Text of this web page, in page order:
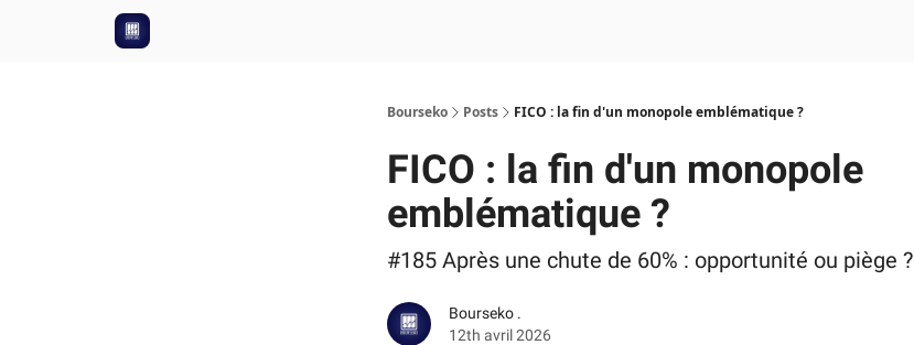
Bourseko Posts FICO : la fin d'un monopole emblématique ?
FICO : la fin d'un monopole
emblématique ?
#185 Après une chute de 60% : opportunité ou piège ?
Bourseko .
12th avril 2026